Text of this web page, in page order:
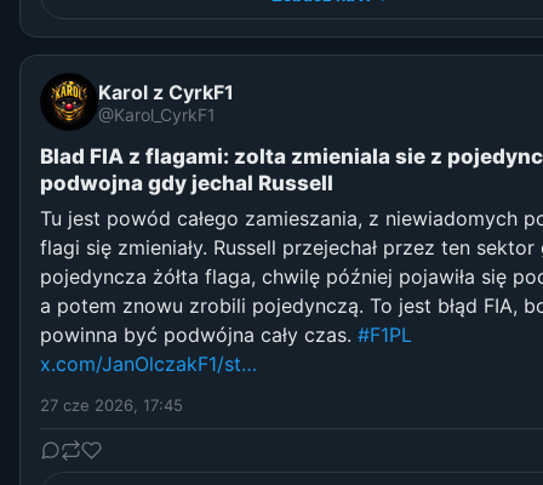
Karol z CyrkF1
@Karol_CyrkF1
Blad FIA z flagami: zolta zmieniala sie z
podwojna gdy jechal Russell
Tu jest powód całego zamieszania, z niewiadomych
flagi się zmieniały. Russell przejechał przez ten sektor
pojedyncza żółta flaga, chwilę później pojawiła się
a potem znowu zrobili pojedynczą. To jest błąd FIA,
powinna być podwójna cały czas. #F1PL
x.com/JanOlczakF1/st…
27 cze 2026, 17:45